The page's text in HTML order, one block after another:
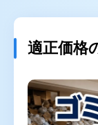
お役立ちコラ
サービス
適正価格